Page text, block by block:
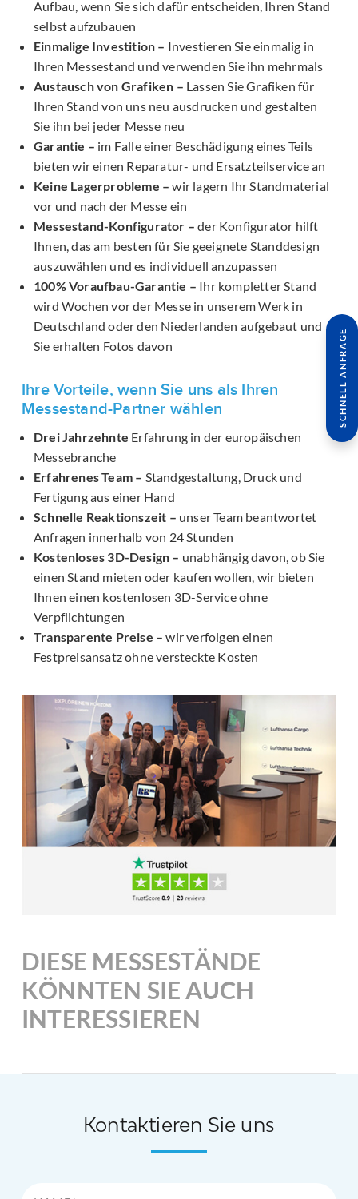
Aufbau, wenn Sie sich dafür entscheiden, Ihren Stand
selbst aufzubauen
Einmalige Investition – Investieren Sie einmalig in
Ihren Messestand und verwenden Sie ihn mehrmals
Austausch von Grafiken – Lassen Sie Grafiken für
Ihren Stand von uns neu ausdrucken und gestalten
Sie ihn bei jeder Messe neu
Garantie – im Falle einer Beschädigung eines Teils
bieten wir einen Reparatur- und Ersatzteilservice an
Keine Lagerprobleme – wir lagern Ihr Standmaterial
vor und nach der Messe ein
Messestand-Konfigurator – der Konfigurator hilft
Ihnen, das am besten für Sie geeignete Standdesign
auszuwählen und es individuell anzupassen
100% Voraufbau-Garantie – Ihr kompletter Stand
wird Wochen vor der Messe in unserem Werk in
Deutschland oder den Niederlanden aufgebaut und
Sie erhalten Fotos davon
Ihre Vorteile, wenn Sie uns als Ihren
Messestand-Partner wählen
Drei Jahrzehnte Erfahrung in der europäischen
Messebranche
Erfahrenes Team – Standgestaltung, Druck und
Fertigung aus einer Hand
Schnelle Reaktionszeit – unser Team beantwortet
Anfragen innerhalb von 24 Stunden
Kostenloses 3D-Design – unabhängig davon, ob Sie
einen Stand mieten oder kaufen wollen, wir bieten
Ihnen einen kostenlosen 3D-Service ohne
Verpflichtungen
Transparente Preise – wir verfolgen einen
Festpreisansatz ohne versteckte Kosten
DIESE MESSESTÄNDE
KÖNNTEN SIE AUCH
INTERESSIEREN
SCHNELL ANFRAGE
Kontaktieren Sie uns